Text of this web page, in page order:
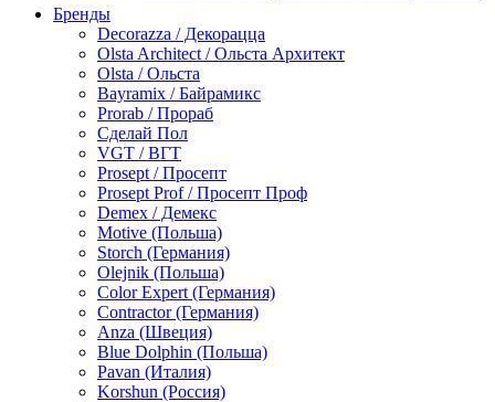
по металлу
антикорозийные
под декоративные штукатурки
для гипсокартона
под штукатурку
Герметик
акриловые
силиконовые универсальные, нейтральные
силиконовые санитарные (антигрибковые)
шовные для срубов
для кровли
для каминов
полиуретановые
Декоративные штукатурки и краски
краски для декора, патина
мокрый шелк
венецианские (эффект мрамора)
песок (эффект песчаных вихрей)
декоративная шпаклевка
Бренды
Decorazza / Декорацца
Olsta Architect / Ольста Архитект
Olsta / Ольста
Bayramix / Байрамикс
Prorab / Прораб
Сделай Пол
VGT / ВГТ
Prosept / Просепт
Prosept Prof / Просепт Проф
Demex / Демекс
Motive (Польша)
Storch (Германия)
Olejnik (Польша)
Color Expert (Германия)
Contractor (Германия)
Anza (Швеция)
Blue Dolphin (Польша)
Pavan (Италия)
Korshun (Россия)